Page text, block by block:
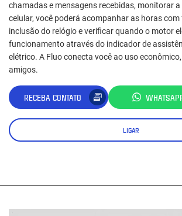
chamadas e mensagens recebidas, monitorar
celular, você poderá acompanhar as horas
inclusão do relógio e verificar quando o motor
funcionamento através do indicador de
elétrico. A Fluo conecta você ao uso
amigos.
RECEBA CONTATO
LIGAR